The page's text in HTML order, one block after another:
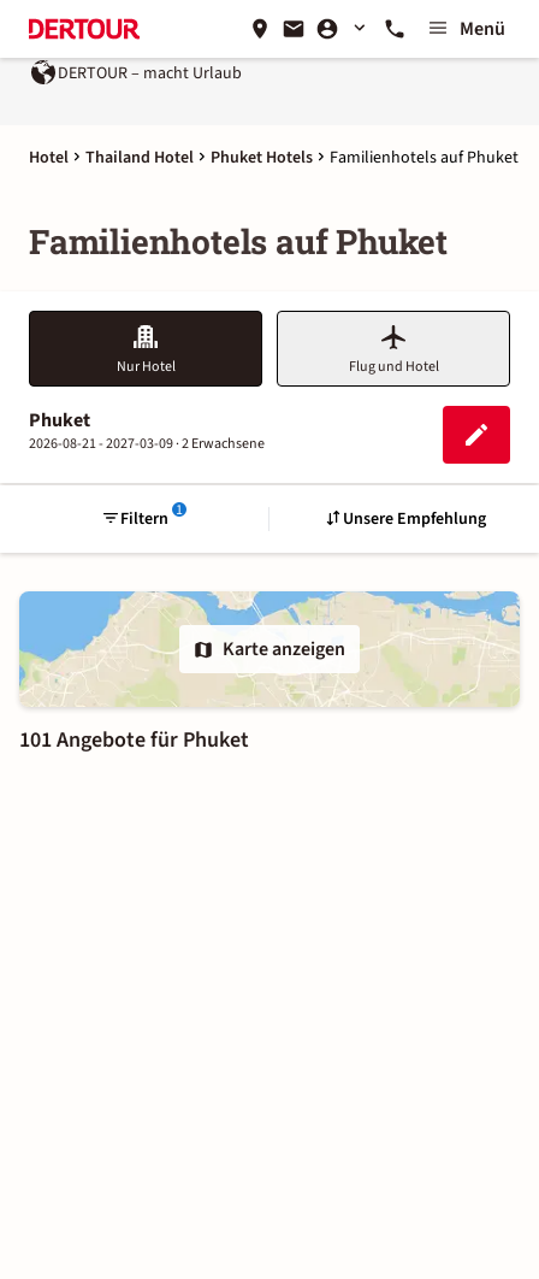
Menü
DERTOUR – macht Urlaub
Hotel Thailand Hotel Phuket Hotels Familienhotels auf Phuket
Familienhotels auf Phuket
Nur Hotel Flug und Hotel
Phuket
2026-08-21 - 2027-03-09 ·2 Erwachsene
1
Filtern Unsere Empfehlung
Karte anzeigen
101 Angebote für Phuket